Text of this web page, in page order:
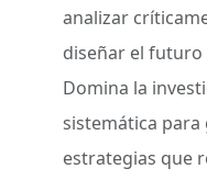
analizar
diseñar el futuro
Domina la
sistemática para
estrategias que